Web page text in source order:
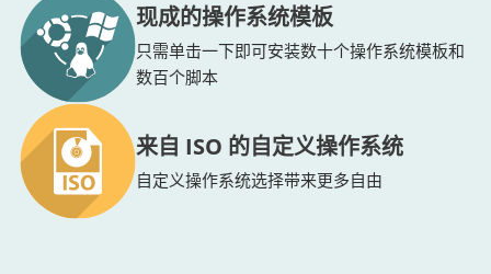
现成的操作系统模板
只需单击一下即可安装数十个操作系统模板和
数百个脚本
来自 ISO 的自定义操作系统
自定义操作系统选择带来更多自由